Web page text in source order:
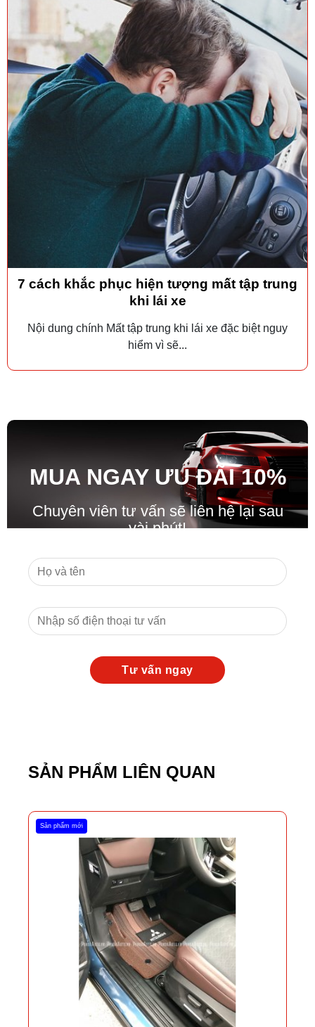
7 cách khắc phục hiện tượng mất tập trung
khi lái xe
Nội dung chính Mất tập trung khi lái xe đặc biệt nguy
hiểm vì sẽ...
MUA NGAY ƯU ĐÃI10%
Chuyên viên tư vấn sẽ liên hệ lại sau
vài phút!
SẢN PHẨM LIÊN QUAN
Sản phẩm mới